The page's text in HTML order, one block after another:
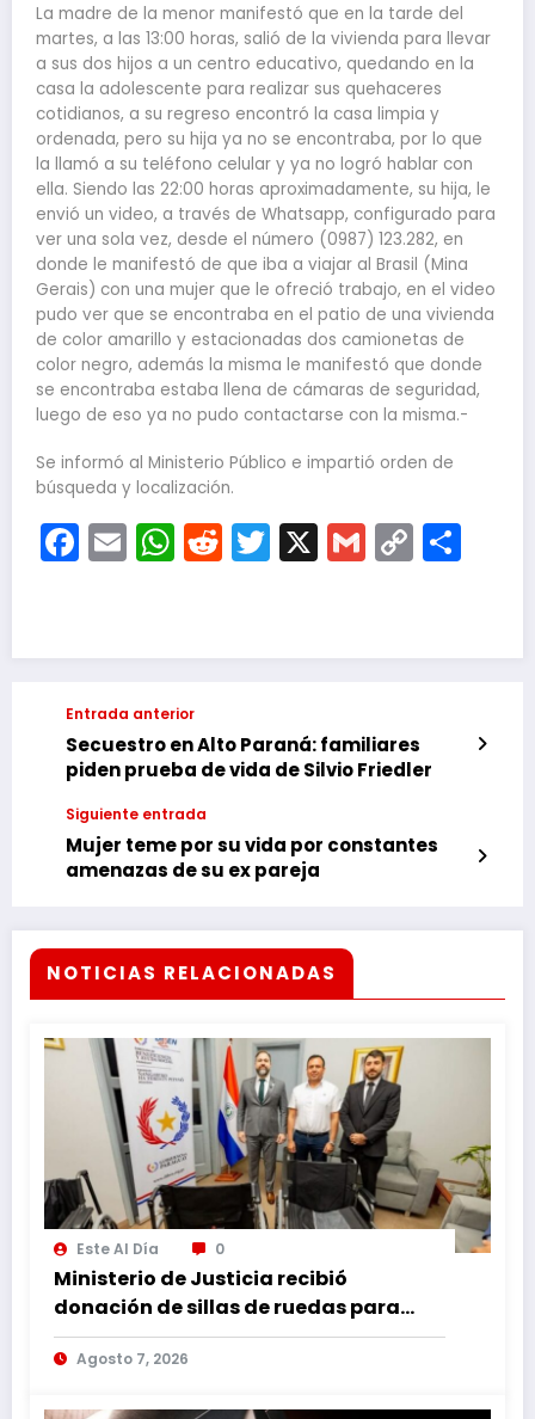
La madre de la menor manifestó que en la tarde del
martes, a las 13:00 horas, salió de la vivienda para llevar
a sus dos hijos a un centro educativo, quedando en la
casa la adolescente para realizar sus quehaceres
cotidianos, a su regreso encontró la casa limpia y
ordenada, pero su hija ya no se encontraba, por lo que
la llamó a su teléfono celular y ya no logró hablar con
ella. Siendo las 22:00 horas aproximadamente, su hija, le
envió un video, a través de Whatsapp, configurado para
ver una sola vez, desde el número (0987) 123.282, en
donde le manifestó de que iba a viajar al Brasil (Mina
Gerais) con una mujer que le ofreció trabajo, en el video
pudo ver que se encontraba en el patio de una vivienda
de color amarillo y estacionadas dos camionetas de
color negro, además la misma le manifestó que donde
se encontraba estaba llena de cámaras de seguridad,
luego de eso ya no pudo contactarse con la misma.-
Se informó al Ministerio Público e impartió orden de
búsqueda y localización.
Facebook
EmailWhatsApp
Reddit
Twitter
X Gmail
Copy
Entrada anterior
Secuestro en Alto Paraná: familiares
piden prueba de vida de Silvio Friedler
Siguiente entrada
Mujer teme por su vida por constantes
amenazas de su ex pareja
NOTICIAS RELACIONADAS
Este Al Día 0
Ministerio de Justicia recibió
donación de sillas de ruedas para
internos vulnerables
Agosto 7, 2026